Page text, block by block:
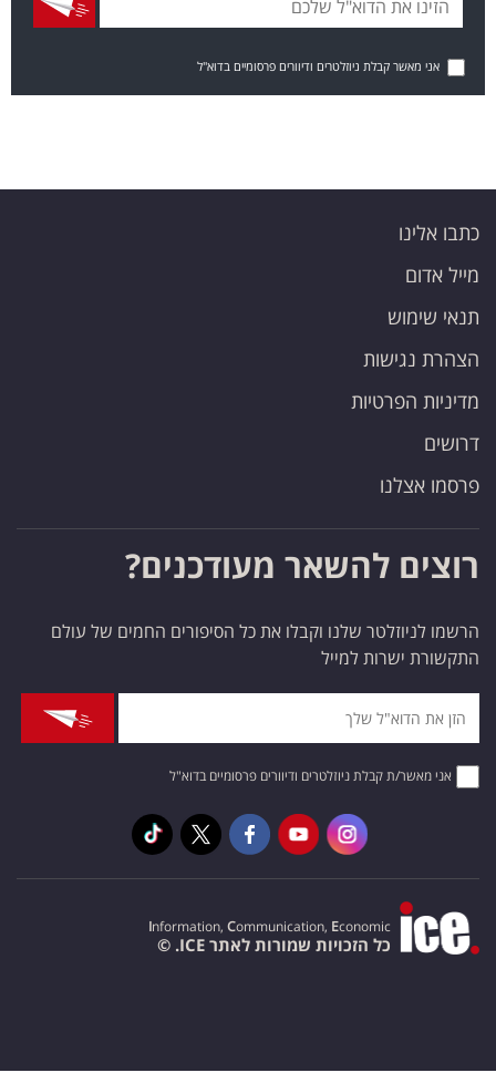
אני מאשר קבלת ניוזלטרים ודיוורים פרסומיים בדוא"ל
כתבו אלינו
מייל אדום
תנאי שימוש
הצהרת נגישות
מדיניות הפרטיות
דרושים
פרסמו אצלנו
רוצים להשאר מעודכנים?
הרשמו לניוזלטר שלנו וקבלו את כל הסיפורים החמים של עולם
התקשורת ישרות למייל
אני מאשר/ת קבלת ניוזלטרים ודיוורים פרסומיים בדוא"ל
Information, Communication, Economic
כל הזכויות שמורות לאתר ICE. ©